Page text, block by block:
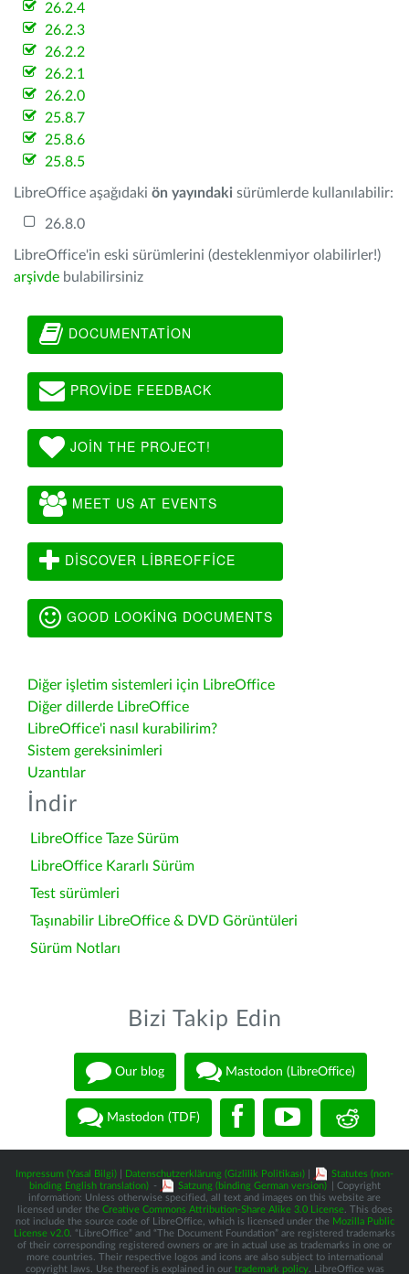
26.2.4
26.2.3
26.2.2
26.2.1
26.2.0
25.8.7
25.8.6
25.8.5
LibreOffice aşağıdaki ön yayındaki sürümlerde kullanılabilir:
26.8.0
LibreOffice'in eski sürümlerini (desteklenmiyor olabilirler!)
arşivde bulabilirsiniz
DOCUMENTATION
PROVIDE FEEDBACK
JOIN THE PROJECT!
MEET US AT EVENTS
DISCOVER LIBREOFFICE
GOOD LOOKING DOCUMENTS
Diğer işletim sistemleri için LibreOffice
Diğer dillerde LibreOffice
LibreOffice'i nasıl kurabilirim?
Sistem gereksinimleri
Uzantılar
İndir
LibreOffice Taze Sürüm
LibreOffice Kararlı Sürüm
Test sürümleri
Taşınabilir LibreOffice & DVD Görüntüleri
Sürüm Notları
Bizi Takip Edin
Our blog Mastodon (LibreOffice)
Mastodon (TDF)
Impressum (Yasal Bilgi) Datenschutzerklärung (Gizlilik Politikası)
Statutes (non-
binding English translation) - Satzung (binding German version)
| Copyright
information: Unless otherwise specified, all text and images on this website are
licensed under the Creative Commons Attribution-Share Alike 3.0 License. This does
not include the source code of LibreOffice, which is licensed under the Mozilla Public
License v2.0 . “LibreOffice” and “The Document Foundation” are registered trademarks
of their corresponding registered owners or are in actual use as trademarks in one or
more countries. Their respective logos and icons are also subject to international
copyright laws. Use thereof is explained in our trademark policy. LibreOffice was